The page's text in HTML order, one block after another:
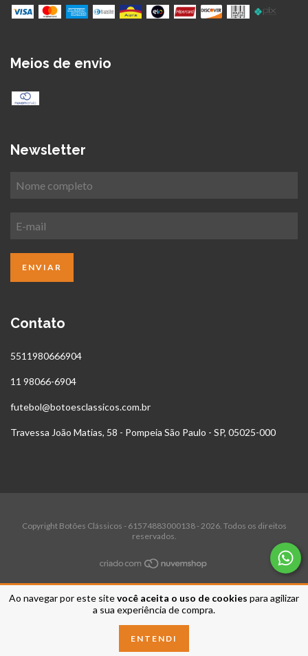
Ao navegar por este sitevocê aceita o uso de cookies para agilizar
a sua experiência de compra.
ENTENDI
Meios de envio
Newsletter
Contato
5511980666904
11 98066-6904
futebol@botoesclassicos.com.br
Travessa João Matias, 58 - Pompeia São Paulo - SP, 05025-000
Copyright Botões Clássicos - 61574883000138 - 2026. Todos os direitos
reservados.